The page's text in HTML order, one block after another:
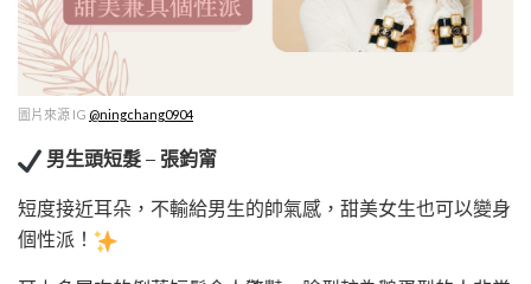
圖片來源 IG @ningchang0904
男生頭短髮 – 張鈞甯
短度接近耳朵，不輸給男生的帥氣感，甜美女生也可以變身
個性派！